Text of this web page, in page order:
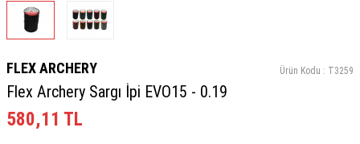
FLEX ARCHERY Ürün Kodu : T3259
Flex Archery Sargı İpi EVO15 - 0.19
580,11 TL